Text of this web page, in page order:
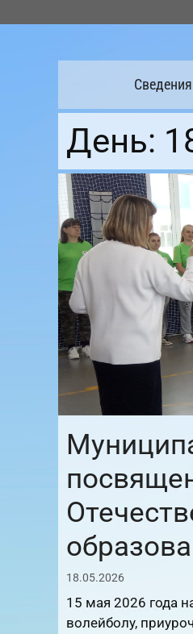
к
День:
18.05.2026
15 мая 2026 года
волейболу,